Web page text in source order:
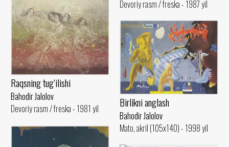
Devoriy rasm / freska - 1987 yil
Raqsning tug‘ilishi
Bahodir Jalolov
Devoriy rasm / freska - 1981 yil
Birlikni anglash
Bahodir Jalolov
Mato, akril (105x140) - 1998 yil